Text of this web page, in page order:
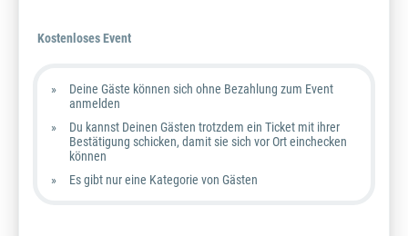
Kostenloses Event
Deine Gäste können sich ohne Bezahlung zum Event
anmelden
Du kannst Deinen Gästen trotzdem ein Ticket mit ihrer
Bestätigung schicken, damit sie sich vor Ort einchecken
können
Es gibt nur eine Kategorie von Gästen